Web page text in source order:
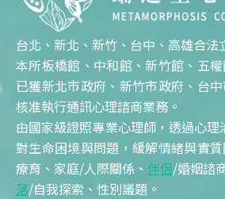
台北、新北、新竹、台中、高雄合法
本所板橋館、中和館、新竹館、五
已獲新北市政府、新竹市政府、台
核准執行通訊心理諮商業務。
由國家級證照專業心理師，透過心
對生命困境與問題，緩解情緒與實
療育、家庭/人際關係、 伴侶/婚姻諮
落/自我探索、性別議題。